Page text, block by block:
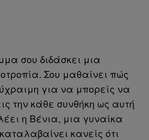
σου διδάσκει μια
Σου μαθαίνει πώς
για να μπορείς να
την κάθε συνθήκη ως αυτή
η Βένια, μια γυναίκα
κανείς ότι